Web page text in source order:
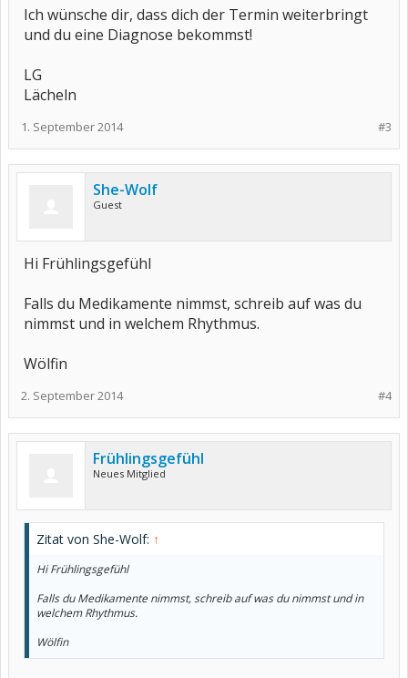
Ich wünsche dir, dass dich der Termin weiterbringt
und du eine Diagnose bekommst!
LG
Lächeln
#3
1. September 2014
She-Wolf
Guest
Hi Frühlingsgefühl
Falls du Medikamente nimmst, schreib auf was du
nimmst und in welchem Rhythmus.
Wölfin
#4
2. September 2014
Frühlingsgefühl
Neues Mitglied
Zitat von She-Wolf: ↑
Hi Frühlingsgefühl
Falls du Medikamente nimmst, schreib auf was du nimmst und in
welchem Rhythmus.
Wölfin